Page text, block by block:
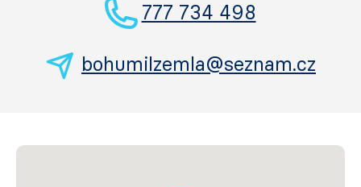
777 734 498
bohumilzemla@seznam.cz